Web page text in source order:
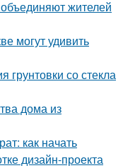
жителей
могут удивить
со стекла
дома из
как начать
дизайн-проекта